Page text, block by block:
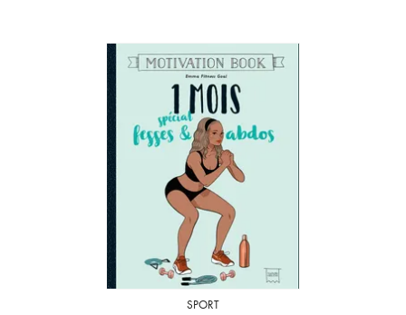
SPORT